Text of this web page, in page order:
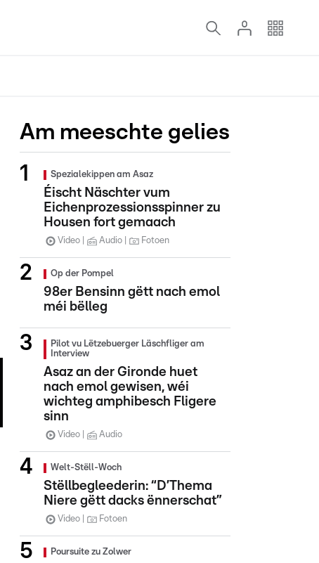
Am meeschte gelies
Spezialekippen am Asaz
Éischt Näschter vum
Eichenprozessionsspinner zu
Housen fort gemaach
Video Audio Fotoen
Op der Pompel
98er Bensinn gëtt nach emol
méi bëlleg
Pilot vu Lëtzebuerger Läschfliger am
Interview
Asaz an der Gironde huet
nach emol gewisen, wéi
wichteg amphibesch Fligere
sinn
Video Audio
Welt-Stëll-Woch
Stëllbegleederin: “D’Thema
Niere gëtt dacks ënnerschat”
Video Fotoen
Poursuite zu Zolwer